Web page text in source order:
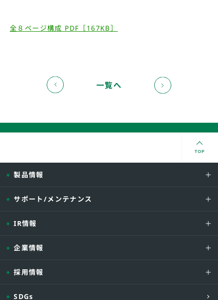
全８ページ構成 PDF［167KB］
一覧へ
TOP
製品情報
サポート/メンテナンス
IR情報
企業情報
採用情報
SDGs